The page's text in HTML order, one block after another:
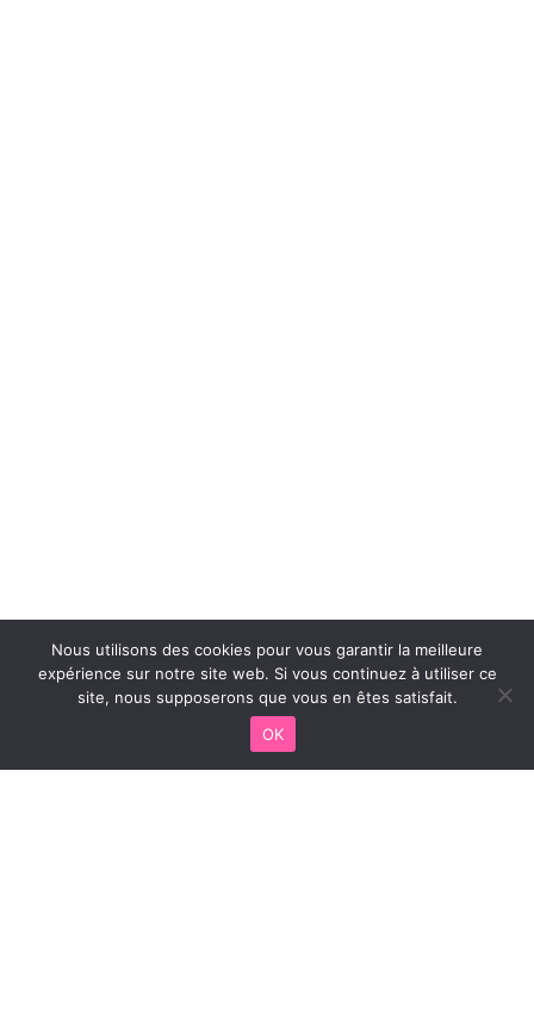
Nous utilisons des cookies pour vous garantir la meilleure
expérience sur notre site web. Si vous continuez à utiliser ce
site, nous supposerons que vous en êtes satisfait.
OK